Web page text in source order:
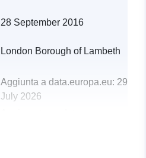
28 September 2016
London Borough of Lambeth
Aggiunta a data.europa.eu: 29
July 2026